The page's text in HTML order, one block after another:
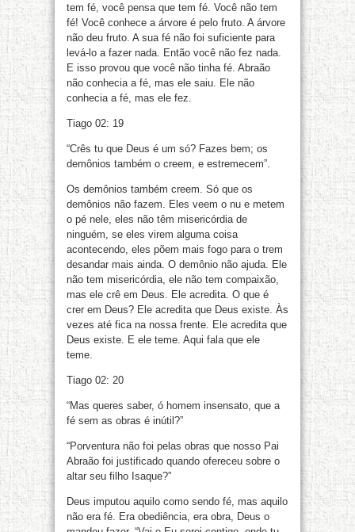
tem fé, você pensa que tem fé. Você não tem
fé! Você conhece a árvore é pelo fruto. A árvore
não deu fruto. A sua fé não foi suficiente para
levá-lo a fazer nada. Então você não fez nada.
E isso provou que você não tinha fé. Abraão
não conhecia a fé, mas ele saiu. Ele não
conhecia a fé, mas ele fez.
Tiago 02: 19
“Crês tu que Deus é um só? Fazes bem; os
demônios também o creem, e estremecem”.
Os demônios também creem. Só que os
demônios não fazem. Eles veem o nu e metem
o pé nele, eles não têm misericórdia de
ninguém, se eles virem alguma coisa
acontecendo, eles põem mais fogo para o trem
desandar mais ainda. O demônio não ajuda. Ele
não tem misericórdia, ele não tem compaixão,
mas ele crê em Deus. Ele acredita. O que é
crer em Deus? Ele acredita que Deus existe. Às
vezes até fica na nossa frente. Ele acredita que
Deus existe. E ele teme. Aqui fala que ele
teme.
Tiago 02: 20
“Mas queres saber, ó homem insensato, que a
fé sem as obras é inútil?”
“Porventura não foi pelas obras que nosso Pai
Abraão foi justificado quando ofereceu sobre o
altar seu filho Isaque?”
Deus imputou aquilo como sendo fé, mas aquilo
não era fé. Era obediência, era obra, Deus o